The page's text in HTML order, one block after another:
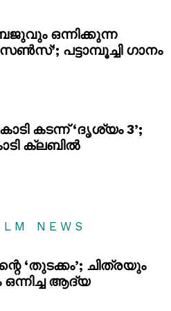
ഒന്നിക്കുന്ന
പട്ടാമ്പൂച്ചി ഗാനം
കടന്ന് ‘ദൃശ്യം 3’;
ക്ലബിൽ
NEWS
‘തുടക്കം’; ചിത്രയും
ആദ്യ